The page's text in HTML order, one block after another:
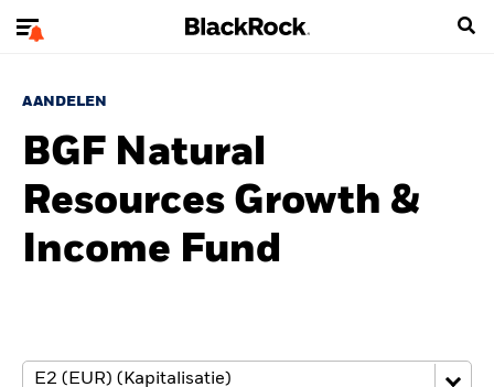
AANDELEN
BGF Natural
Resources Growth &
Income Fund